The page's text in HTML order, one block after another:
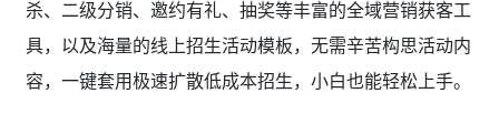
杀、二级分销、邀约有礼、抽奖等丰富的全域营销获客工
具，以及海量的线上招生活动模板，无需辛苦构思活动内
容，一键套用极速扩散低成本招生，小白也能轻松上手。